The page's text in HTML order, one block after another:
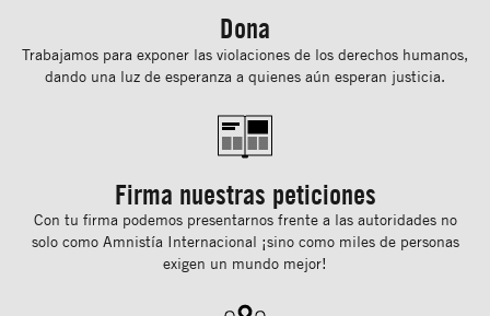
Dona
Trabajamos para exponer las violaciones de los derechos humanos,
dando una luz de esperanza a quienes aún esperan justicia.
Firma nuestras peticiones
Con tu ﬁrma podemos presentarnos frente a las autoridades no
solo como Amnistía Internacional ¡sino como miles de personas
exigen un mundo mejor!